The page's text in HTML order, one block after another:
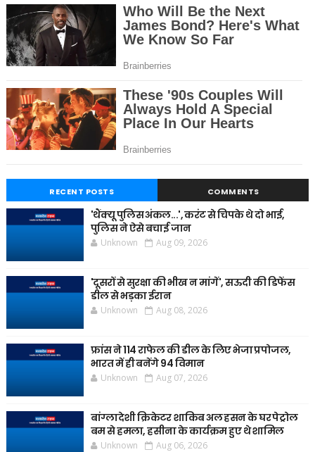
RECENT POSTS COMMENTS
'थैंक्यू पुलिस अंकल...', करंट से चिपके थे दो भाई,
पुलिस ने ऐसे बचाई जान
Unknown Aug 09, 2026
'दूसरों से सुरक्षा की भीख न मांगें', सऊदी की डिफेंस
डील से भड़का ईरान
Unknown Aug 08, 2026
फ्रांस ने 114 राफेल की डील के लिए भेजा प्रपोजल,
भारत में ही बनेंगे 94 विमान
Unknown Aug 07, 2026
बांग्लादेशी क्रिकेटर शाकिब अल हसन के घर पेट्रोल
बम से हमला, हसीना के कार्यक्रम हुए थे शामिल
Unknown Aug 06, 2026